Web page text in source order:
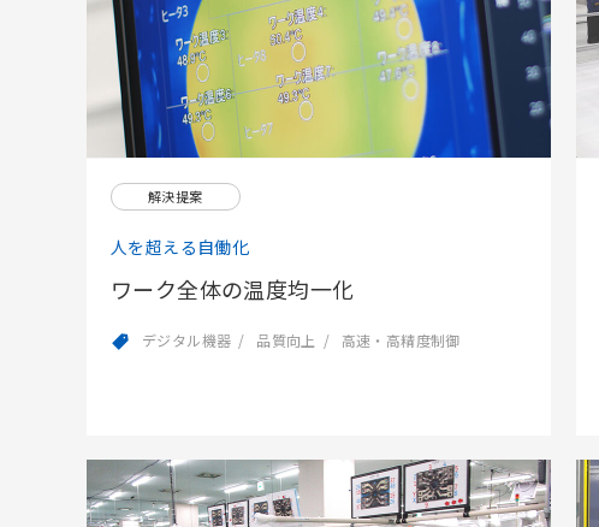
解決提案
人を超える自働化
ワーク全体の温度均一化
デジタル機器 品質向上 高速・高精度制御